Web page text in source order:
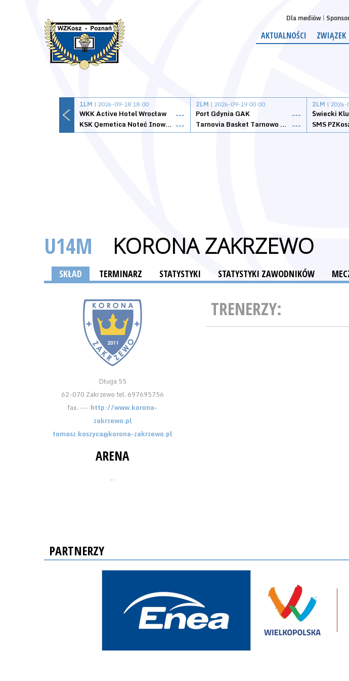
Dla mediów
AKTUALNOŚCI ZWIĄZEK
1LM | 2026-09-18 18:00
WKK Active Hotel Wrocław
---
KSK Qemetica Noteć Inowrocław ---
2LM | 2026-09-19 00:00
Port Gdynia GAK
---
Tarnovia Basket Tarnowo Podgórne ---
2LM |
Świecki
SMS
U14M KORONA ZAKRZEWO
SKŁAD TERMINARZ STATYSTYKI STATYSTYKI ZAWODNIKÓW
Długa 55
62-070 Zakrzewo tel. 697695756
fax. --- http://www.korona-
zakrzewo.pl
tomasz.koszyca@korona-zakrzewo.pl
ARENA
, ,
TRENERZY:
PARTNERZY